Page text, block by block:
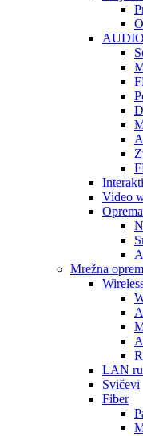
Video
Mrežna
LAN
Svičevi
Fiber